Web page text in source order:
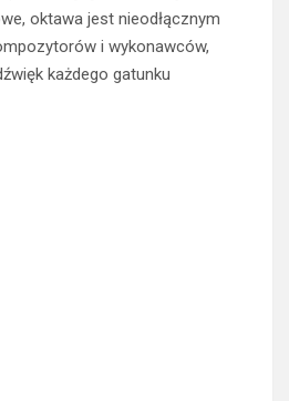
i wykonawców,
każdego gatunku